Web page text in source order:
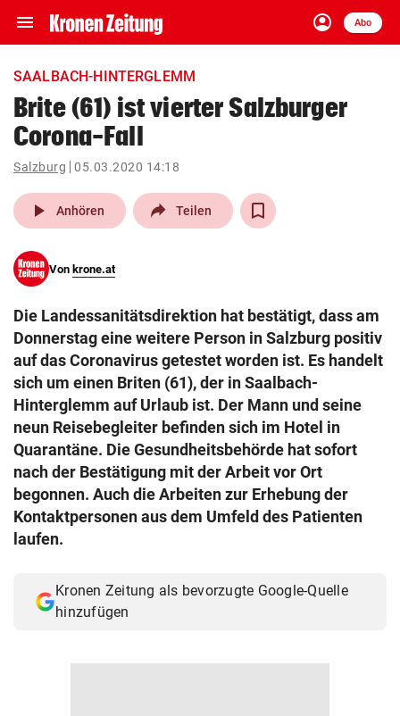
menu Navigation
ein-/ausklappen
account_circle
Anmelden
Abo
close Schließen
account_circle Anmelden
pin_drop
Wien arrow_right
search
eingeben
© Krone Multimedia GmbH & Co KG 2026
Muthgasse 2, 1190 Wien
SAALBACH-HINTERGLEMM
Brite (61) ist vierter Salzburger
Corona-Fall
Salzburg 05.03.2020 14:18
play_arrow Anhören Teilen
Von krone.at
Die Landessanitätsdirektion hat bestätigt, dass am
Donnerstag eine weitere Person in Salzburg positiv
auf das Coronavirus getestet worden ist. Es handelt
sich um einen Briten (61), der in Saalbach-
Hinterglemm auf Urlaub ist. Der Mann und seine
neun Reisebegleiter befinden sich im Hotel in
Quarantäne. Die Gesundheitsbehörde hat sofort
nach der Bestätigung mit der Arbeit vor Ort
begonnen. Auch die Arbeiten zur Erhebung der
Kontaktpersonen aus dem Umfeld des Patienten
laufen.
Kronen Zeitung als bevorzugte Google-Quelle
hinzufügen